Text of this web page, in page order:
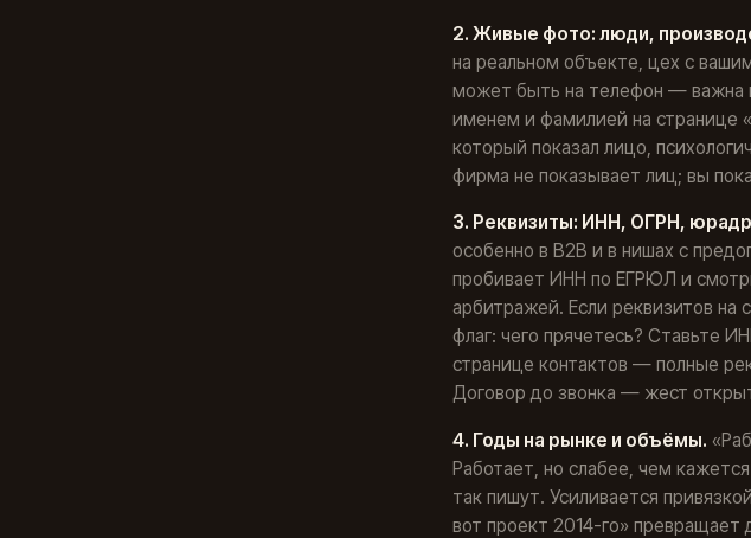
2. Живые фото: люди,
на реальном объекте, цех с
может быть на телефон — важна
именем и фамилией на странице
который показал лицо,
фирма не показывает лиц; вы
3. Реквизиты: ИНН, ОГРН,
особенно в B2B и в нишах с
пробивает ИНН по ЕГРЮЛ и
арбитражей. Если реквизитов
флаг: чего прячетесь? Ставьте
странице контактов — полные
Договор до звонка — жест
4. Годы на рынке и объёмы.
Работает, но слабее, чем
так пишут. Усиливается
вот проект 2014-го»